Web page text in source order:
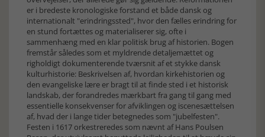
er i bredeste kronologiske forstand et både dansk og
internationalt "erindringssted", hvor den fælles erindring for
en stund fortættes og materialiserer sig, ofte i
sammenhæng med en klar politisk brug af historien. Bogen
fremstår således som et myldrende detaljemættet og
righoldigt dokumenterende tværsnit af et stykke dansk
kulturhistorie: Beskrivelsen af, hvordan kirkehistorien og
den evangeliske lære er bragt til at finde sted i et historisk
landskab, der forandredes mærkbart fra gang til gang med
essentielle konsekvenser for afviklingen og iscenesættelsen
af, hvad der i lange tider betegnedes som "jubelfesten".
Festen i 1617 orkestreredes som nævnt af Hans Poulsen